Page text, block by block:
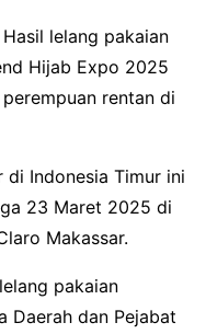
Hasil lelang pakaian
Hijab Expo 2025
rentan di
di Indonesia Timur ini
23 Maret 2025 di
Makassar.
pakaian
Daerah dan Pejabat